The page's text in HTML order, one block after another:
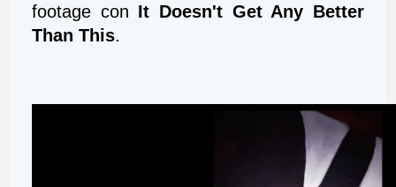
footage con It Doesn't Get Any Better
Than This.